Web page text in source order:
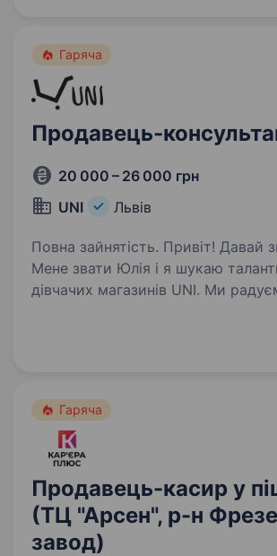
Люб’язне обслуговування…
Гаряча
Продавець-
20 000 – 26 000 грн
UNI
Львів
Повна зайнятість. Привіт! Давай знайомитися!
Мене звати Юлія і я шукаю
дівчачих магазинів UNI. Ми
емоціями та крутими товарами
Гаряча
Продавець-касир у
(ТЦ "Арсен", р-н
завод)